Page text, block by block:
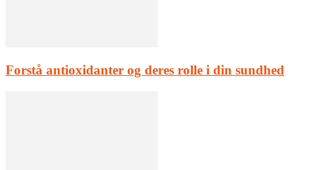
Forstå antioxidanter og deres rolle i din sundhed